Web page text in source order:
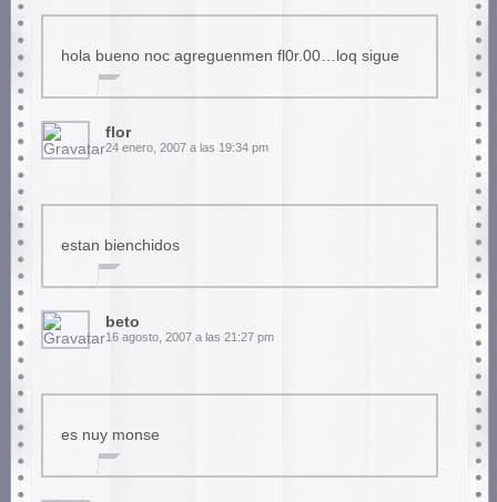
hola bueno noc agreguenmen fl0r.00…loq sigue
flor
24 enero, 2007 a las 19:34 pm
estan bienchidos
beto
16 agosto, 2007 a las 21:27 pm
es nuy monse